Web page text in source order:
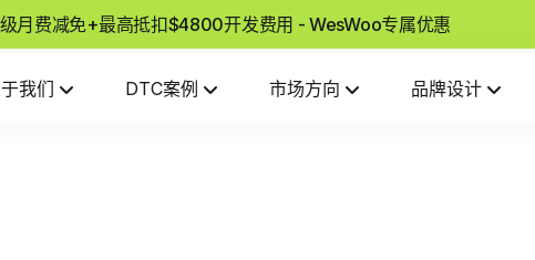
月费减免+最高抵扣$4800开发费用 - WesWoo专属优惠
我们 DTC案例 市场方向 品牌设计